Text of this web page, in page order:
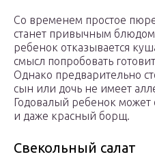
Со временем простое
станет привычным блюдом
ребенок отказывается
смысл попробовать
Однако предварительно
сын или дочь не имеет
Годовалый ребенок может
и даже красный борщ.
Свекольный салат